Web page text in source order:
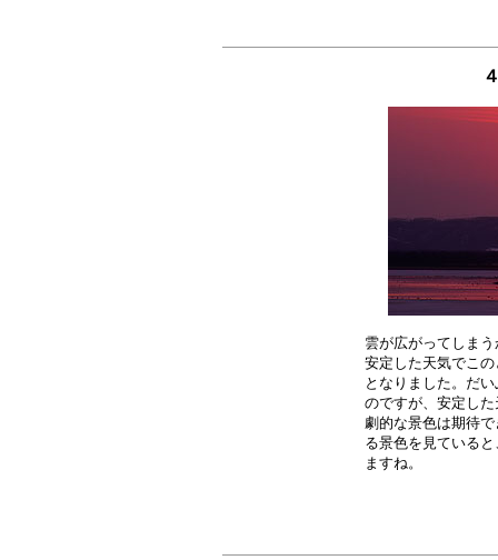
雲が広がってしま
安定した天気でこ
となりました。だ
のですが、安定し
劇的な景色は期待
る景色を見ている